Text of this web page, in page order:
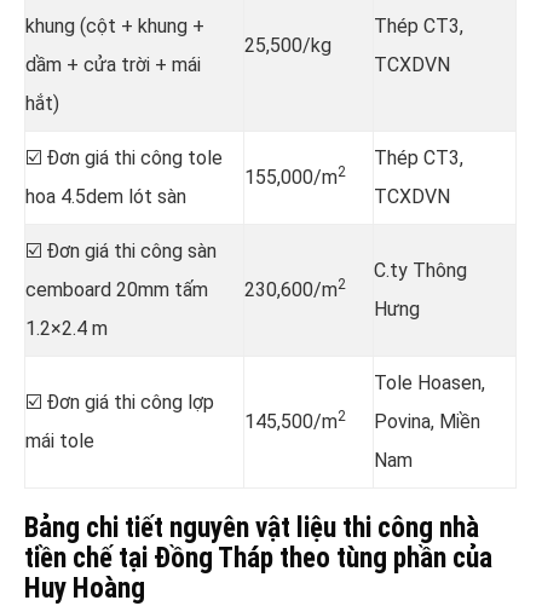
khung (cột + khung +
dầm + cửa trời + mái
hắt)
25,500/kg
Thép CT3,
TCXDVN
☑️ Đơn giá thi công tole
hoa 4.5dem lót sàn
155,000/m2
Thép CT3,
TCXDVN
☑️ Đơn giá thi công sàn
cemboard 20mm tấm
1.2×2.4 m
230,600/m2
C.ty Thông
Hưng
☑️ Đơn giá thi công lợp
mái tole
145,500/m2
Tole Hoasen,
Povina, Miền
Nam
Bảng chi tiết nguyên vật liệu thi công nhà
tiền chế tại Đồng Tháp theo tùng phần của
Huy Hoàng